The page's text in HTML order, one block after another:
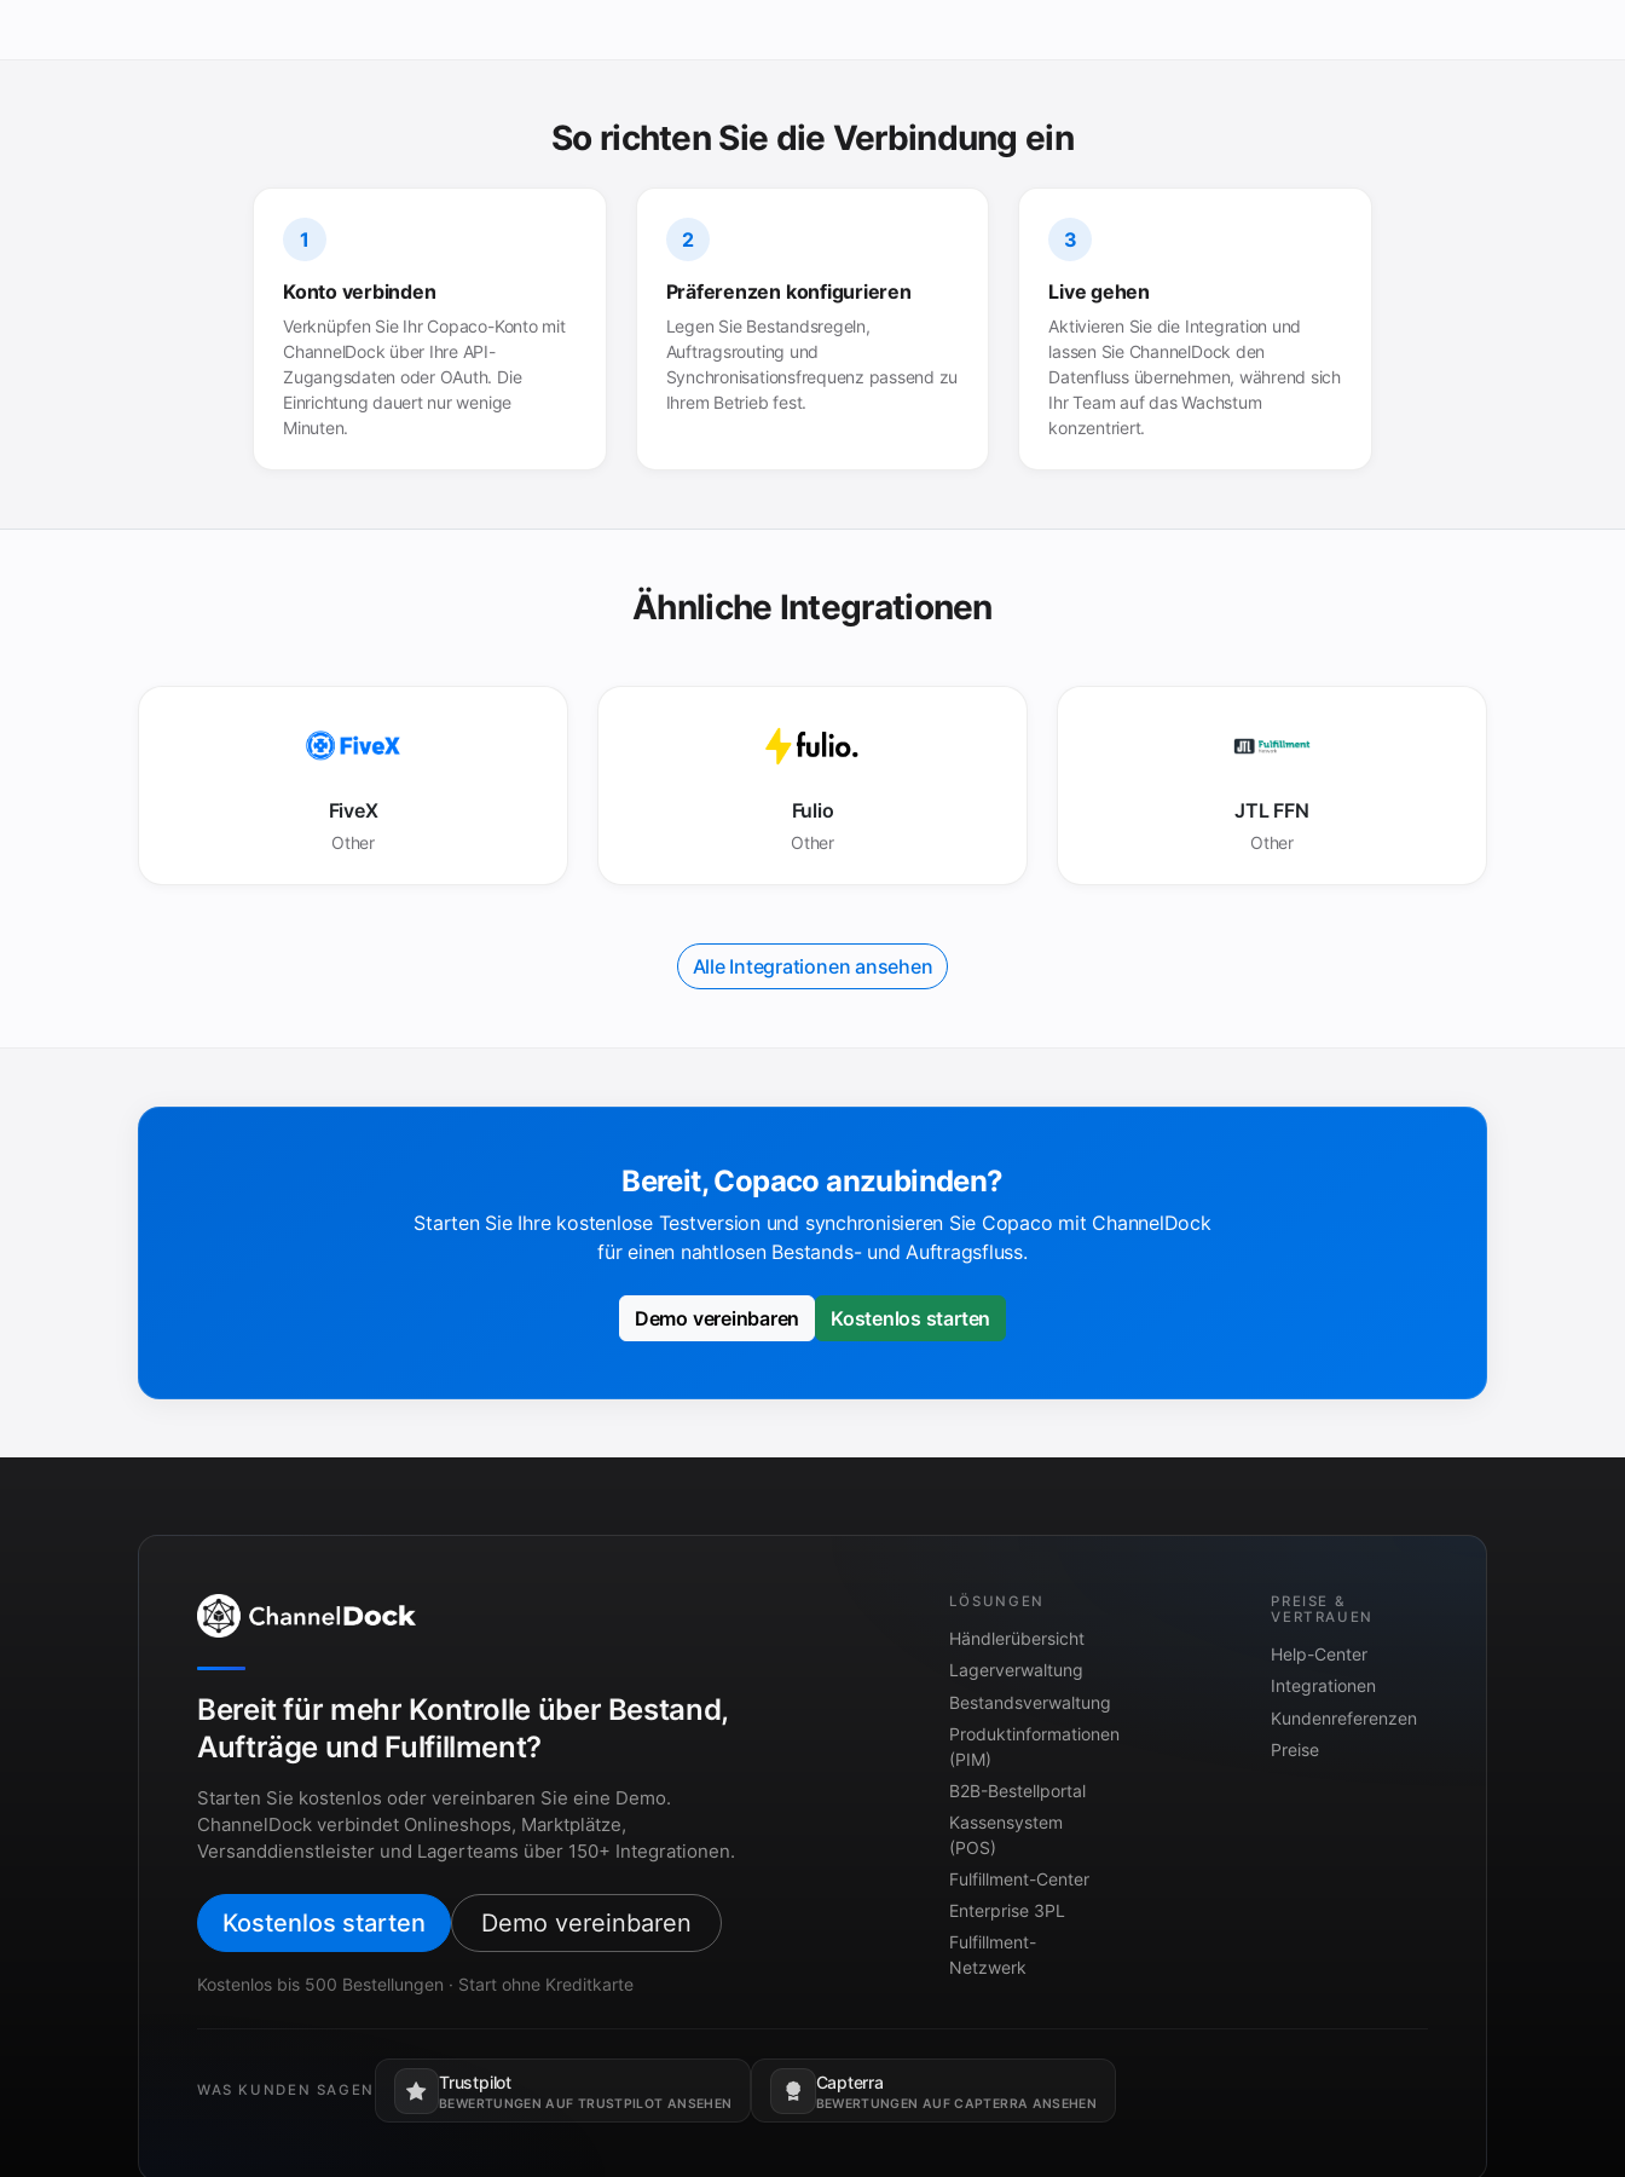
So richten Sie die Verbindung ein
1
Konto verbinden
Verknüpfen Sie Ihr Copaco-Konto mit
ChannelDock über Ihre API-
Zugangsdaten oder OAuth. Die
Einrichtung dauert nur wenige
Minuten.
2
Präferenzen konfigurieren
Legen Sie Bestandsregeln,
Auftragsrouting und
Synchronisationsfrequenz passend zu
Ihrem Betrieb fest.
3
Live gehen
Aktivieren Sie die Integration und
lassen Sie ChannelDock den
Datenfluss übernehmen, während sich
Ihr Team auf das Wachstum
konzentriert.
Ähnliche Integrationen
FiveX
Other
Fulio
Other
JTL FFN
Other
Alle Integrationen ansehen
Bereit, Copaco anzubinden?
Starten Sie Ihre kostenlose Testversion und synchronisieren Sie Copaco mit ChannelDock
für einen nahtlosen Bestands- und Auftragsfluss.
Demo vereinbaren Kostenlos starten
Bereit für mehr Kontrolle über Bestand,
Aufträge und Fulfillment?
Starten Sie kostenlos oder vereinbaren Sie eine Demo.
ChannelDock verbindet Onlineshops, Marktplätze,
Versanddienstleister und Lagerteams über 150+ Integrationen.
Kostenlos starten Demo vereinbaren
Kostenlos bis 500 Bestellungen · Start ohne Kreditkarte
LÖSUNGEN
Händlerübersicht
Lagerverwaltung
Bestandsverwaltung
Produktinformationen
(PIM)
B2B-Bestellportal
Kassensystem
(POS)
Fulfillment-Center
Enterprise 3PL
Fulfillment-
Netzwerk
PREISE &
VERTRAUEN
Help-Center
Integrationen
Kundenreferenzen
Preise
WAS KUNDEN SAGEN Trustpilot
BEWERTUNGEN AUF TRUSTPILOT ANSEHEN
Öffnet in einem neuen Tab.
Capterra
BEWERTUNGEN AUF CAPTERRA ANSEHEN
Öffnet in einem neuen Tab.